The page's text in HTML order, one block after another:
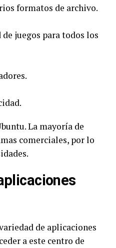
formatos de archivo.
juegos para todos los
La mayoría de
comerciales, por lo
de aplicaciones
a este centro de